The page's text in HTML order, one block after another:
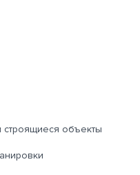
строящиеся объекты